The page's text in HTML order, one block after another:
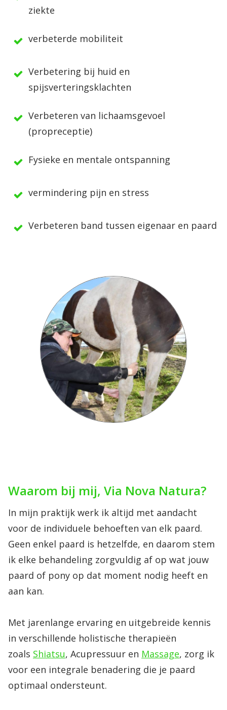
ziekte
verbeterde mobiliteit
Verbetering bij huid en
spijsverteringsklachten
Verbeteren van lichaamsgevoel
(propreceptie)
Fysieke en mentale ontspanning
vermindering pijn en stress
Verbeteren band tussen eigenaar en paard
Waarom bij mij, Via Nova Natura?
In mijn praktijk werk ik altijd met aandacht
voor de individuele behoeften van elk paard.
Geen enkel paard is hetzelfde, en daarom stem
ik elke behandeling zorgvuldig af op wat jouw
paard of pony op dat moment nodig heeft en
aan kan.
Met jarenlange ervaring en uitgebreide kennis
in verschillende holistische therapieën
zoals Shiatsu, Acupressuur en Massage, zorg ik
voor een integrale benadering die je paard
optimaal ondersteunt.